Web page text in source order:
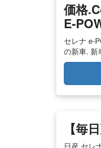
価格
E-
セレナ e-
の新車. 新
【毎
日産 セレ